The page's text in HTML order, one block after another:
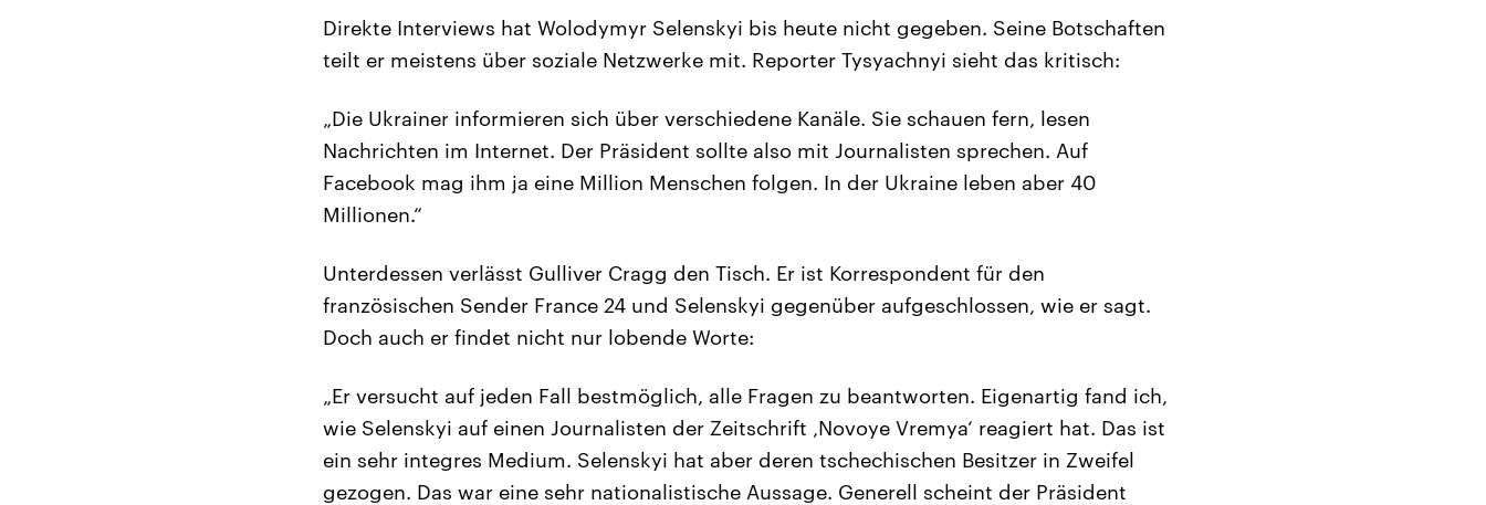
Direkte Interviews hat Wolodymyr Selenskyi bis heute nicht gegeben. Seine Botschaften
teilt er meistens über soziale Netzwerke mit. Reporter Tysyachnyi sieht das kritisch:
„Die Ukrainer informieren sich über verschiedene Kanäle. Sie schauen fern, lesen
Nachrichten im Internet. Der Präsident sollte also mit Journalisten sprechen. Auf
Facebook mag ihm ja eine Million Menschen folgen. In der Ukraine leben aber 40
Millionen.“
Unterdessen verlässt Gulliver Cragg den Tisch. Er ist Korrespondent für den
französischen Sender France 24 und Selenskyi gegenüber aufgeschlossen, wie er sagt.
Doch auch er findet nicht nur lobende Worte:
„Er versucht auf jeden Fall bestmöglich, alle Fragen zu beantworten. Eigenartig fand ich,
wie Selenskyi auf einen Journalisten der Zeitschrift ‚Novoye Vremya‘ reagiert hat. Das ist
ein sehr integres Medium. Selenskyi hat aber deren tschechischen Besitzer in Zweifel
gezogen. Das war eine sehr nationalistische Aussage. Generell scheint der Präsident